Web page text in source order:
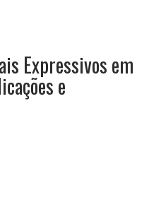
Expressivos em
e